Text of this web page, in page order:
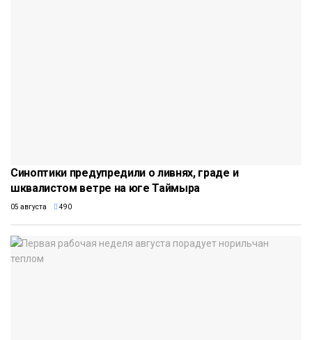
Синоптики предупредили о ливнях, граде и
шквалистом ветре на юге Таймыра
05 августа 490